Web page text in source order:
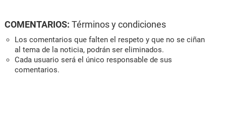
COMENTARIOS: Términos y condiciones
Los comentarios que falten el respeto y que no se ciñan
al tema de la noticia, podrán ser eliminados.
Cada usuario será el único responsable de sus
comentarios.